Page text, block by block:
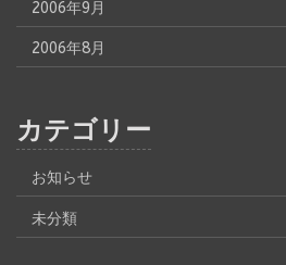
2006年9月
2006年8月
カテゴリー
お知らせ
未分類